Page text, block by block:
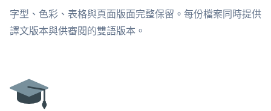
字型、色彩、表格與頁面版面完整保留。每份檔案同時提供
譯文版本與供審閱的雙語版本。